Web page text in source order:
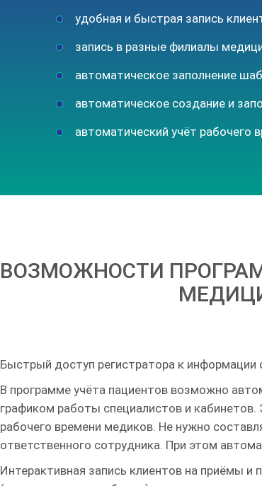
удобная и быстрая запись
запись в разные филиалы
автоматическое заполнение
автоматическое создание и
автоматический учёт рабочего
ВОЗМОЖНОСТИ
Быстрый доступ регистратора к информации
В программе учёта пациентов возможно
графиком работы специалистов и
рабочего времени медиков. Не нужно
ответственного сотрудника. При этом
Интерактивная запись клиентов на приёмы и